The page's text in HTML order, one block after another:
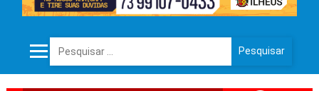
Pesquisar por: